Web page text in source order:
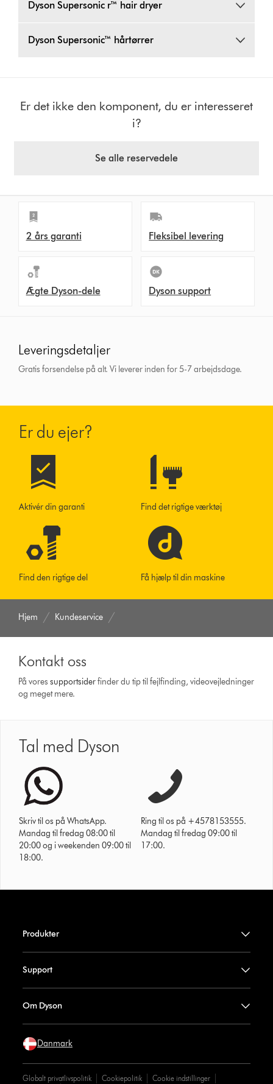
Dyson Supersonic r™ hair dryer
Dyson Supersonic™ hårtørrer
Er det ikke den komponent, du er interesseret
i?
Se alle reservedele
2 års garanti Fleksibel levering
Ægte Dyson-dele Dyson support
Leveringsdetaljer
Gratis forsendelse på alt. Vi leverer inden for 5-7 arbejdsdage.
Er du ejer?
Aktivér din garanti Find det rigtige værktøj
Find den rigtige del Få hjælp til din maskine
Hjem Kundeservice
Kontakt oss
På voressupport­siderfinder du tip til fejlfinding, video­vejledninger
og meget mere.
Tal med Dyson
Skriv til os på WhatsApp.
Mandag til fredag 08:00 til
20:00 og i weekenden 09:00 til
18:00.
Ring til os på +4578153555.
Mandag til fredag 09:00 til
17:00.
Produkter
Support
Om Dyson
Danmark
Globalt privatlivspolitik Cookiepolitik
Cookie indstillinger